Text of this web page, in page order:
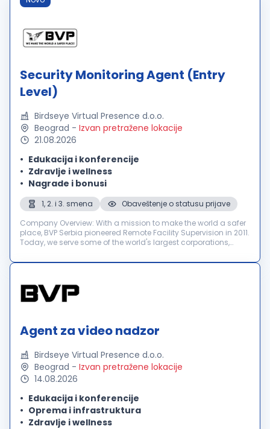
Security Monitoring Agent (Entry
Level)
Birdseye Virtual Presence d.o.o.
Beograd - Izvan pretražene lokacije
21.08.2026
Edukacija i konferencije
Zdravlje i wellness
Nagrade i bonusi
1, 2. i 3. smena
Obaveštenje o statusu prijave
Company Overview: With a mission to make the world a safer
place, BVP Serbia pioneered Remote Facility Supervision in 2011.
Today, we serve some of the world's largest corporations,
support...
Agent za video nadzor
Birdseye Virtual Presence d.o.o.
Beograd - Izvan pretražene lokacije
14.08.2026
Edukacija i konferencije
Oprema i infrastruktura
Zdravlje i wellness